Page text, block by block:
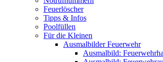
Feuerlöscher
Tipps & Infos
Poolfüllen
Für die Kleinen
Ausmalbilder Feuerwehr
Ausmalbild: